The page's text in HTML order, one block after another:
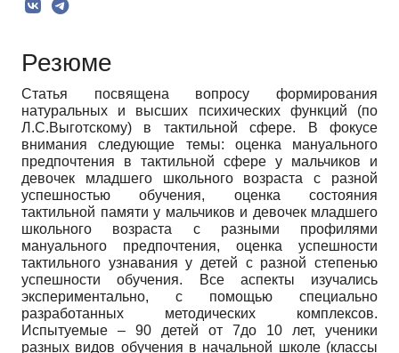
Резюме
Статья посвящена вопросу формирования
натуральных и высших психических функций (по
Л.С.Выготскому) в тактильной сфере. В фокусе
внимания следующие темы: оценка мануального
предпочтения в тактильной сфере у мальчиков и
девочек младшего школьного возраста с разной
успешностью обучения, оценка состояния
тактильной памяти у мальчиков и девочек младшего
школьного возраста с разными профилями
мануального предпочтения, оценка успешности
тактильного узнавания у детей с разной степенью
успешности обучения. Все аспекты изучались
экспериментально, с помощью специально
разработанных методических комплексов.
Испытуемые – 90 детей от 7до 10 лет, ученики
разных видов обучения в начальной школе (классы